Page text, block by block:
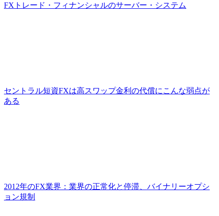
FXトレード・フィナンシャルのサーバー・システム
セントラル短資FXは高スワップ金利の代償にこんな弱点が
ある
2012年のFX業界：業界の正常化と停滞、バイナリーオプシ
ョン規制